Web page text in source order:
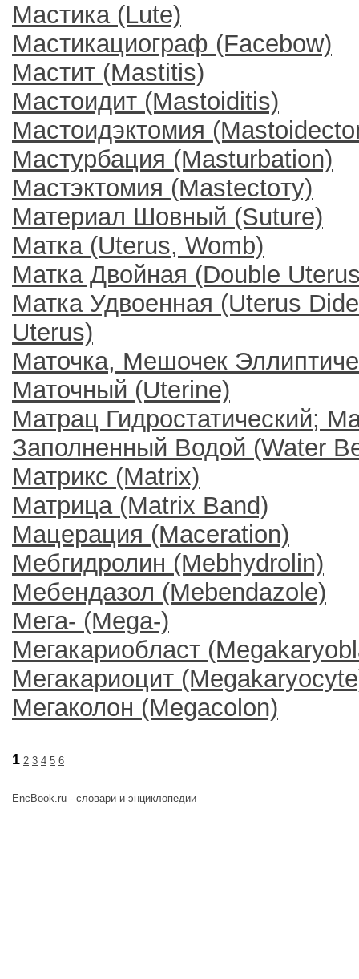
Мастика (Lute)
Мастикациограф (Facebow)
Мастит (Mastitis)
Мастоидит (Mastoiditis)
Мастоидэктомия
Мастурбация (Masturbation)
Мастэктомия (Mastectoту)
Материал Шовный (Suture)
Матка (Uterus, Womb)
Матка Двойная (Double
Матка Удвоенная (Uterus
Uterus)
Маточка, Мешочек
Маточный (Uterine)
Матрац Гидростатический;
Заполненный Водой (Water
Матрикс (Matrix)
Матрица (Matrix Band)
Мацерация (Maceration)
Мебгидролин (Mebhydrolin)
Мебендазол (Mebendazole)
Мега- (Mega-)
Мегакариобласт
Мегакариоцит
Мегаколон (Megacolon)
1 2 3 4 5 6
EncBook.ru - словари и энциклопедии